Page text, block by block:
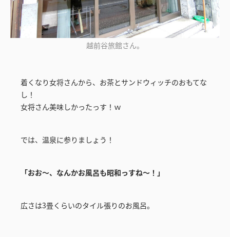
越前谷旅館さん。
着くなり女将さんから、お茶とサンドウィッチのおもてな
し！
女将さん美味しかったっす！ｗ
では、温泉に参りましょう！
「おお～、なんかお風呂も昭和っすね～！」
広さは3畳くらいのタイル張りのお風呂。